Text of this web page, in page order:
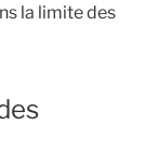
la limite des